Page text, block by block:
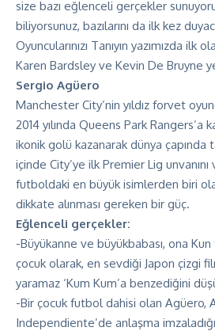
size bazı eğlenceli gerçekler
biliyorsunuz, bazılarını da ilk kez
Oyuncularınızı Tanıyın yazımızda ilk
Karen Bardsley ve Kevin De Bruyne
Sergio Agüero
Manchester City’nin yıldız forvet
2014 yılında Queens Park Rangers’a
ikonik golü kazanarak dünya çapında
içinde City’ye ilk Premier Lig
futboldaki en büyük isimlerden biri
dikkate alınması gereken bir güç.
Eğlenceli gerçekler:
-Büyükanne ve büyükbabası, ona Kun
çocuk olarak, en sevdiği Japon çizgi
yaramaz ‘Kum Kum’a benzediğini
-Bir çocuk futbol dahisi olan Agüero,
Independiente’de anlaşma